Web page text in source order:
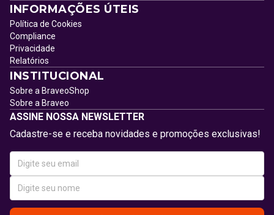
INFORMAÇÕES ÚTEIS
Política de Cookies
Compliance
Privacidade
Relatórios
INSTITUCIONAL
Sobre a BraveoShop
Sobre a Braveo
ASSINE NOSSA NEWSLETTER
Cadastre-se e receba novidades e promoções exclusivas!